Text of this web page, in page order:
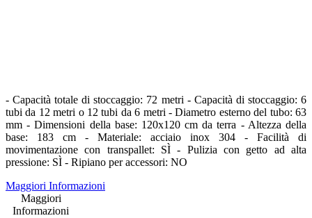
- Capacità totale di stoccaggio: 72 metri - Capacità di stoccaggio: 6
tubi da 12 metri o 12 tubi da 6 metri - Diametro esterno del tubo: 63
mm - Dimensioni della base: 120x120 cm da terra - Altezza della
base: 183 cm - Materiale: acciaio inox 304 - Facilità di
movimentazione con transpallet: SÌ - Pulizia con getto ad alta
pressione: SÌ - Ripiano per accessori: NO
Maggiori Informazioni
Maggiori
Informazioni